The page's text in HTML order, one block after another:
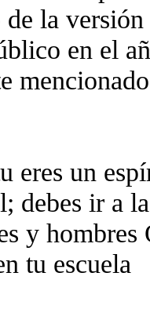
la
en el
eres un
debes ir a
y
tu escuela